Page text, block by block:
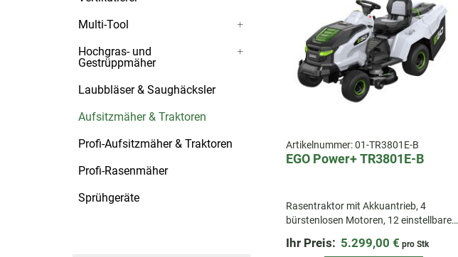
Multi-Tool
Hochgras- und
Gestrüppmäher
Laubbläser & Saughäcksler
Aufsitzmäher & Traktoren
Profi-Aufsitzmäher & Traktoren
Profi-Rasenmäher
Sprühgeräte
Artikelnummer:01-TR3801E-B
EGO Power+ TR3801E-B
Rasentraktor mit Akkuantrieb, 4
bürstenlosen Motoren, 12 einstellbaren
Ihr Preis: 5.299,00 € pro Stk